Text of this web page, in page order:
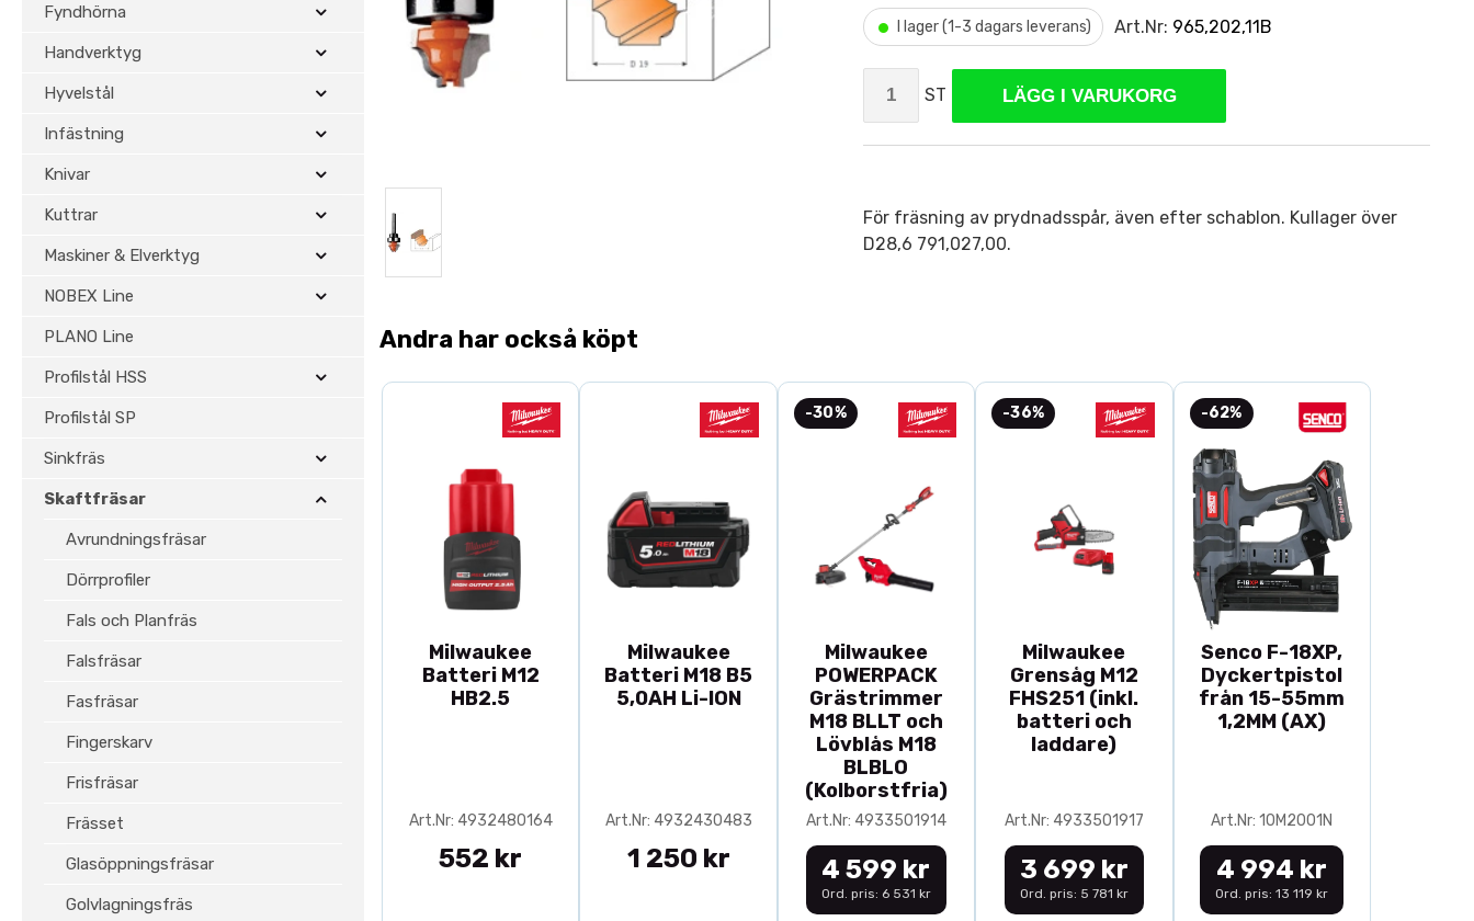
Fyndhörna
Handverktyg
Hyvelstål
Infästning
Knivar
Kuttrar
Maskiner & Elverktyg
NOBEX Line
PLANO Line
Profilstål HSS
Profilstål SP
Sinkfräs
Skaftfräsar
Avrundningsfräsar
Dörrprofiler
Fals och Planfräs
Falsfräsar
Fasfräsar
Fingerskarv
Frisfräsar
Frässet
Glasöppningsfräsar
Golvlagningsfräs
• I lager (1-3 dagars leverans) Art.Nr: 965,202,11B
ST LÄGG I VARUKORG
För fräsning av prydnadsspår, även efter schablon. Kullager över
D28,6 791,027,00.
Andra har också köpt
Milwaukee
Batteri M12
HB2.5
Art.Nr: 4932480164
552 kr
Milwaukee
Batteri M18 B5
5,0AH Li-ION
Art.Nr: 4932430483
1 250 kr
-30%
Milwaukee
POWERPACK
Grästrimmer
M18 BLLT och
Lövblås M18
BLBLO
(Kolborstfria)
Art.Nr: 4933501914
4 599 kr
Ord. pris: 6 531 kr
-36%
Milwaukee
Grensåg M12
FHS251 (inkl.
batteri och
laddare)
Art.Nr: 4933501917
3 699 kr
Ord. pris: 5 781 kr
-62%
Senco F-18XP,
Dyckertpistol
från 15-55mm
1,2MM (AX)
Art.Nr: 10M2001N
4 994 kr
Ord. pris: 13 119 kr